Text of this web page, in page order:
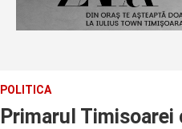
POLITICA
Primarul Timisoarei